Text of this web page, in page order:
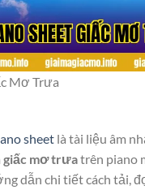
Mơ Trưa
sheet là tài liệu âm
giấc mơ trưatrên piano
dẫn chi tiết cách tải,